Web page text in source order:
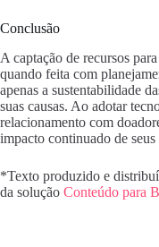
Conclusão
A captação de recursos
quando feita com
apenas a sustentabilidade
suas causas. Ao adotar
relacionamento com
impacto continuado de
*Texto produzido e
da solução Conteúdo para